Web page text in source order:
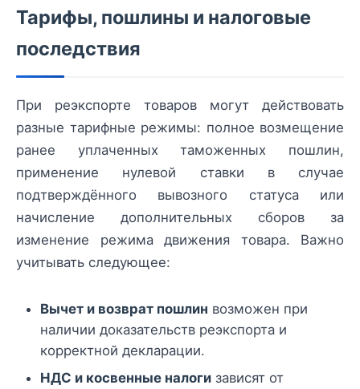
Тарифы, пошлины и налоговые
последствия
При реэкспорте товаров могут действовать
разные тарифные режимы: полное возмещение
ранее уплаченных таможенных пошлин,
применение нулевой ставки в случае
подтверждённого вывозного статуса или
начисление дополнительных сборов за
изменение режима движения товара. Важно
учитывать следующее:
Вычет и возврат пошлин возможен при
наличии доказательств реэкспорта и
корректной декларации.
НДС и косвенные налоги зависят от